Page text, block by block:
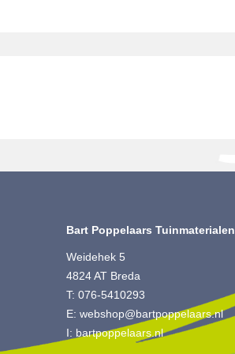
Bart Poppelaars Tuinmaterialen
Weidehek 5
4824 AT Breda
T: 076-5410293
E: webshop@bartpoppelaars.nl
I: bartpoppelaars.nl